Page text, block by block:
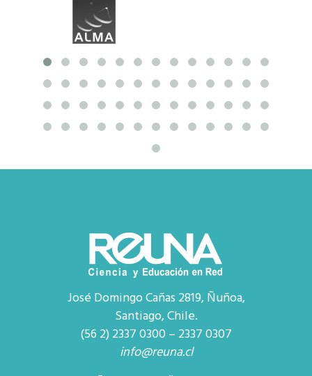
José Domingo Cañas 2819, Ñuñoa,
Santiago, Chile.
(56 2) 2337 0300 – 2337 0307
info@reuna.cl